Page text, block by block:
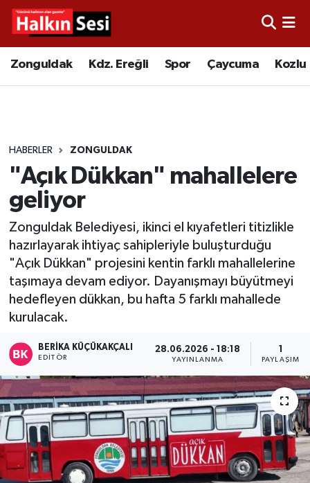
Zonguldak Kdz. Ereğli Spor Çaycuma Kozlu
HABERLER ZONGULDAK
"Açık Dükkan" mahallelere
geliyor
Zonguldak Belediyesi, ikinci el kıyafetleri titizlikle
hazırlayarak ihtiyaç sahipleriyle buluşturduğu
"Açık Dükkan" projesini kentin farklı mahallelerine
taşımaya devam ediyor. Dayanışmayı büyütmeyi
hedefleyen dükkan, bu hafta 5 farklı mahallede
kurulacak.
BERIKA KÜÇÜKAKÇALI
EDITÖR
28.06.2026 - 18:18
YAYINLANMA
1
PAYLAŞIM
Video
Çaycuma
Alaplı
Asayiş
Bartın
Karabük
ÇEVRE
BİLİM VE TEKNOLOJİ
DUNYA
Merkez Hava Durumu
Tüm Manşetler
Son Dakika Haberleri
Haber Arşivi